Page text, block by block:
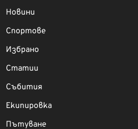
Новини
Спортове
Избрано
Статии
Събития
Екипировка
Пътуване